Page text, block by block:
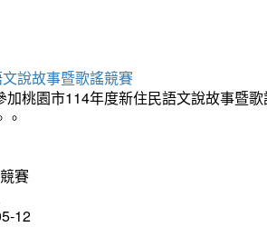
說故事暨歌謠競賽
加桃園市114年度新住民語文說故事暨
賽
12